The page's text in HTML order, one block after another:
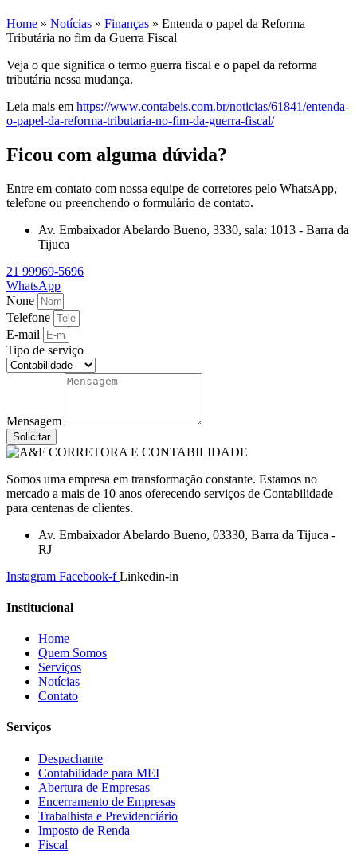
Home » Notícias » Finanças » Entenda o papel da Reforma
Tributária no fim da Guerra Fiscal
Veja o que significa o termo guerra fiscal e o papel da reforma
tributária nessa mudança.
Leia mais em https://www.contabeis.com.br/noticias/61841/entenda-
o-papel-da-reforma-tributaria-no-fim-da-guerra-fiscal/
Ficou com alguma dúvida?
Entre em contato com nossa equipe de corretores pelo WhatsApp,
telefone ou preenchendo o formulário de contato.
Av. Embaixador Abelardo Bueno, 3330, sala: 1013 - Barra da
Tijuca
21 99969-5696
WhatsApp
None
Telefone
E-mail
Tipo de serviço
Mensagem
Solicitar
Somos uma empresa em transformação constante. Estamos no
mercado a mais de 10 anos oferecendo serviços de Contabilidade
para centenas de clientes.
Av. Embaixador Abelardo Bueno, 03330, Barra da Tijuca -
RJ
Instagram Facebook-f Linkedin-in
Institucional
Home
Quem Somos
Serviços
Notícias
Contato
Serviços
Despachante
Contabilidade para MEI
Abertura de Empresas
Encerramento de Empresas
Trabalhista e Previdenciário
Imposto de Renda
Fiscal